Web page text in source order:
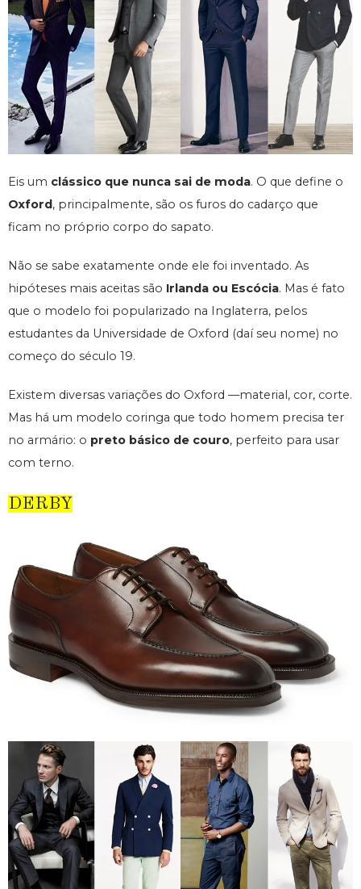
Eis um clássico que nunca sai de moda. O que define o
Oxford, principalmente, são os furos do cadarço que
ficam no próprio corpo do sapato.
Não se sabe exatamente onde ele foi inventado. As
hipóteses mais aceitas são Irlanda ou Escócia. Mas é fato
que o modelo foi popularizado na Inglaterra, pelos
estudantes da Universidade de Oxford (daí seu nome) no
começo do século 19.
Existem diversas variações do Oxford —material, cor, corte.
Mas há um modelo coringa que todo homem precisa ter
no armário: o preto básico de couro, perfeito para usar
com terno.
DERBY